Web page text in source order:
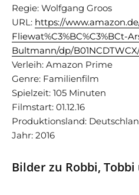
Regie: Wolfgang Groos
URL: https://
Fliewat%C3%BC%C3%BCt-
Bultmann/dp/
Verleih: Amazon Prime
Genre: Familienfilm
Spielzeit: 105 Minuten
Filmstart: 01.12.16
Produktionsland:
Jahr: 2016
Bilder zu Robbi,